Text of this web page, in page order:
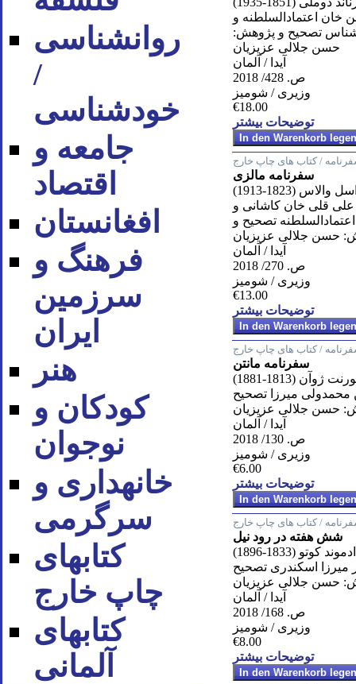
روان‪شناسی
/
خودشناسی
جامعه و
اقتصاد
افغانستان
فرهنگ و
سرزمین
ایران
هنر
کودکان و
نوجوان
خانه‪داری و
سرگرمی
کتاب‪های
چاپ خارج
کتاب‪های
آلمانی
اعتمادالسلطنه و
تصحيح و پژوهش:
حسن جلالى عزيزيان
آیدا / آلمان
ص. 428/ 2018
وزیری / شومیز
€18.00
توضیحات بیشتر
/ کتاب های چاپ خارج
سفرنامه مالزی
(1823-1913)
قلى خان كاشانى و
تصحيح و
حسن جلالى عزيزيان
آیدا / آلمان
ص. 270/ 2018
وزیری / شومیز
€13.00
توضیحات بیشتر
/ کتاب های چاپ خارج
سفرنامه مانتن
ژوآن (1813-1881)
ميرزا تصحيح
حسن جلالى عزيزيان
آیدا / آلمان
ص. 130/ 2018
وزیری / شومیز
€6.00
توضیحات بیشتر
/ کتاب های چاپ خارج
شش هفته در رود نیل
ادموند كوتو (1833-1896)
اسكندرى تصحيح
حسن جلالى عزيزيان
آیدا / آلمان
ص. 168/ 2018
وزیری / شومیز
€8.00
توضیحات بیشتر